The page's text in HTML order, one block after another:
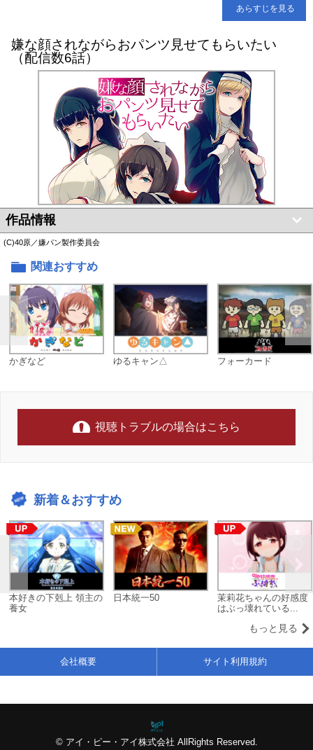
あらすじを見る
嫌な顔されながらおパンツ見せてもらいたい
（配信数6話）
作品情報
(C)40原／嫌パン製作委員会
関連おすすめ
かぎなど ゆるキャン△ フォーカード
視聴トラブルの場合はこちら
新着＆おすすめ
本好きの下剋上 領主の
養女
日本統一50
茉莉花ちゃんの好感度
はぶっ壊れている...
もっと見る
© アイ・ピー・アイ株式会社 AllRights Reserved.
会社概要 サイト利用規約